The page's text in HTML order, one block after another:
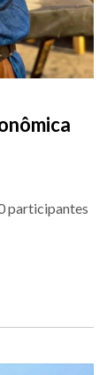
participantes